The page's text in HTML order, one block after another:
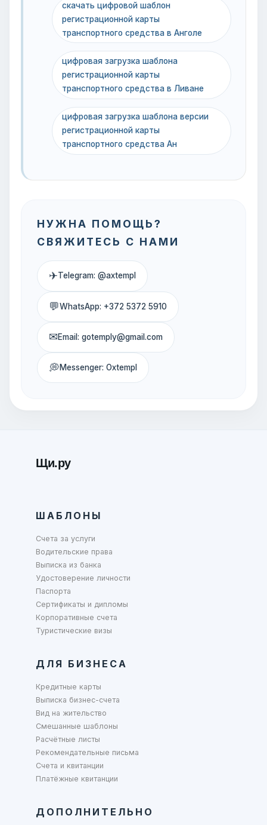
скачать цифровой шаблон
регистрационной карты
транспортного средства в Анголе
цифровая загрузка шаблона
регистрационной карты
транспортного средства в Ливане
цифровая загрузка шаблона версии
регистрационной карты
транспортного средства Ан
НУЖНА ПОМОЩЬ?
СВЯЖИТЕСЬ С НАМИ
✈Telegram: @axtempl
💬WhatsApp: +372 5372 5910
✉Email: gotemply@gmail.com
💭Messenger: Oxtempl
Щи.ру
ШАБЛОНЫ
Счета за услуги
Водительские права
Выписка из банка
Удостоверение личности
Паспорта
Сертификаты и дипломы
Корпоративные счета
Туристические визы
ДЛЯ БИЗНЕСА
Кредитные карты
Выписка бизнес-счета
Вид на жительство
Смешанные шаблоны
Расчётные листы
Рекомендательные письма
Счета и квитанции
Платёжные квитанции
ДОПОЛНИТЕЛЬНО